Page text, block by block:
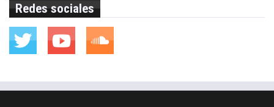
Redes sociales